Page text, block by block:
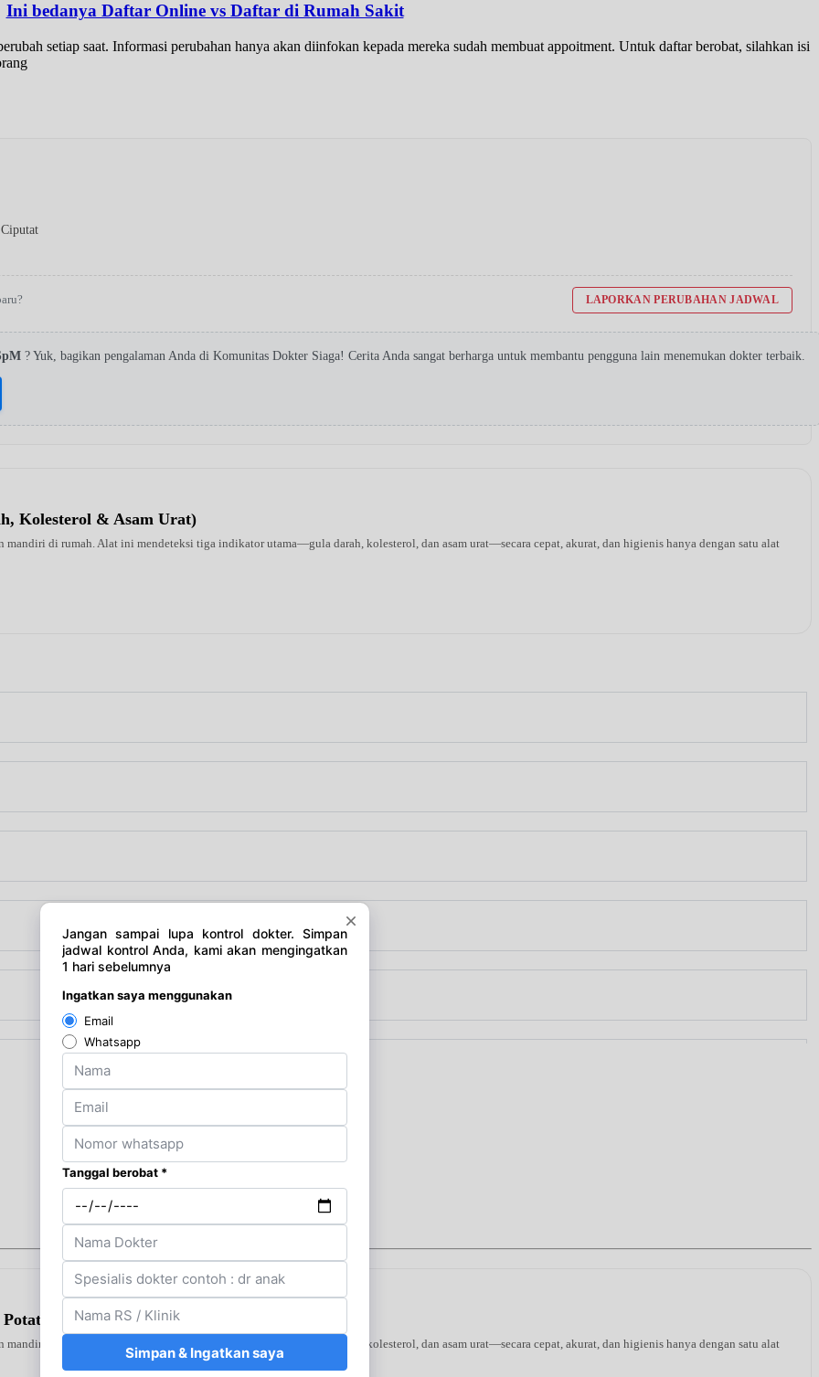
Ini bedanya Daftar Online vs Daftar di Rumah Sakit
setiap saat. Informasi perubahan hanya akan diinfokan kepada mereka sudah membuat appoitment. Untuk daftar berobat, silahkan isi
LAPORKAN PERUBAHAN JADWAL
? Yuk, bagikan pengalaman Anda di Komunitas Dokter Siaga! Cerita Anda sangat berharga untuk membantu pengguna lain menemukan dokter terbaik.
Kolesterol & Asam Urat)
mandiri di rumah. Alat ini mendeteksi tiga indikator utama—gula darah, kolesterol, dan asam urat—secara cepat, akurat, dan higienis hanya dengan satu alat
mandiri di rumah. Alat ini mendeteksi tiga indikator utama—gula darah, kolesterol, dan asam urat—secara cepat, akurat, dan higienis hanya dengan satu alat